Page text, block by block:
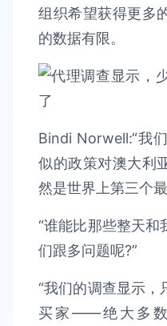
组织希望获得更多
的数据有限。
Bindi Norwell:“我
似的政策对澳大利
然是世界上第三个
“谁能比那些整天
们跟多问题呢?”
“我们的调查显示
买家——绝大多